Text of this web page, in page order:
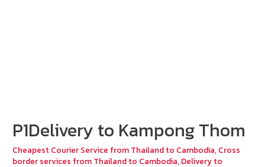
P1Delivery to Kampong Thom
Cheapest Courier Service from Thailand to Cambodia, Cross
border services from Thailand to Cambodia, Delivery to